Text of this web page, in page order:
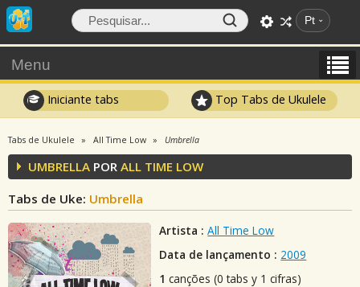
Pt
Menu
Iniciante tabs Top Tabs de Ukulele
Tabs de Ukulele All Time Low Umbrella
UMBRELLA POR ALL TIME LOW
Tabs de Uke: Umbrella
Artista : All Time Low
Data de lançamento : 2009
1 canções (0 tabs y 1 cifras)